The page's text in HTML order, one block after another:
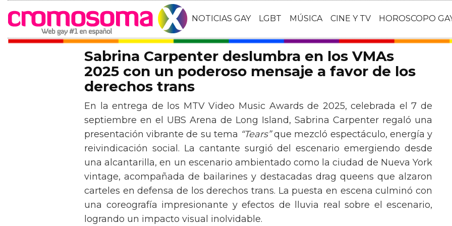
NOTICIAS GAY LGBT MÚSICA CINE Y TV HOROSCOPO
Sabrina Carpenter deslumbra en los VMAs
2025 con un poderoso mensaje a favor de los
derechos trans
En la entrega de los MTV Video Music Awards de 2025, celebrada el 7 de
septiembre en el UBS Arena de Long Island, Sabrina Carpenter regaló una
presentación vibrante de su tema “Tears”que mezcló espectáculo, energía y
reivindicación social. La cantante surgió del escenario emergiendo desde
una alcantarilla, en un escenario ambientado como la ciudad de Nueva York
vintage, acompañada de bailarines y destacadas drag queens que alzaron
carteles en defensa de los derechos trans. La puesta en escena culminó con
una coreografía impresionante y efectos de lluvia real sobre el escenario,
logrando un impacto visual inolvidable.